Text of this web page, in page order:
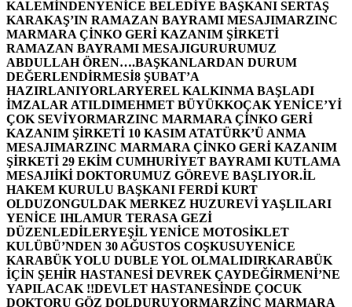
KALEMİNDENYENİCE BELEDİYE BAŞKANI SERTAŞ
KARAKAŞ’IN RAMAZAN BAYRAMI MESAJIMARZINC
MARMARA ÇİNKO GERİ KAZANIM ŞİRKETİ
RAMAZAN BAYRAMI MESAJIGURURUMUZ
ABDULLAH ÖREN….BAŞKANLARDAN DURUM
DEĞERLENDİRMESİ8 ŞUBAT’A
HAZIRLANIYORLARYEREL KALKINMA BAŞLADI
İMZALAR ATILDIMEHMET BÜYÜKKOÇAK YENİCE’Yİ
ÇOK SEVİYORMARZINC MARMARA ÇİNKO GERİ
KAZANIM ŞİRKETİ 10 KASIM ATATÜRK’Ü ANMA
MESAJIMARZINC MARMARA ÇİNKO GERİ KAZANIM
ŞİRKETİ 29 EKİM CUMHURİYET BAYRAMI KUTLAMA
MESAJIİKİ DOKTORUMUZ GÖREVE BAŞLIYOR.İL
HAKEM KURULU BAŞKANI FERDİ KURT
OLDUZONGULDAK MERKEZ HUZUREVİ YAŞLILARI
YENİCE IHLAMUR TERASA GEZİ
DÜZENLEDİLERYEŞİL YENİCE MOTOSİKLET
KULÜBÜ’NDEN 30 AĞUSTOS COŞKUSUYENİCE
KARABÜK YOLU DUBLE YOL OLMALIDIRKARABÜK
İÇİN ŞEHİR HASTANESİ DEVREK ÇAYDEĞİRMENİ’NE
YAPILACAK !!DEVLET HASTANESİNDE ÇOCUK
DOKTORU GÖZ DOLDURUYORMARZİNC MARMARA